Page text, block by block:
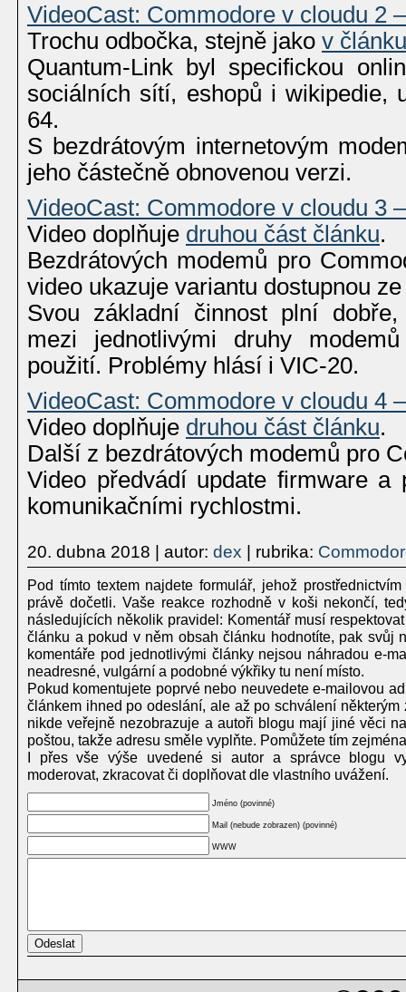
VideoCast: Commodore v cloudu 2
Trochu odbočka, stejně jako v článku
Quantum-Link byl specifickou
sociálních sítí, eshopů i wikipedie,
64.
S bezdrátovým internetovým
jeho částečně obnovenou verzi.
VideoCast: Commodore v cloudu 3
Video doplňuje druhou část článku.
Bezdrátových modemů pro
video ukazuje variantu dostupnou
Svou základní činnost plní
mezi jednotlivými druhy
použití. Problémy hlásí i VIC-20.
VideoCast: Commodore v cloudu 4
Video doplňuje druhou část článku.
Další z bezdrátových modemů pro
Video předvádí update firmware a
komunikačními rychlostmi.
20. dubna 2018 | autor: dex | rubrika:
Pod tímto textem najdete formulář, jehož
právě dočetli. Vaše reakce rozhodně v koši nekončí,
následujících několik pravidel: Komentář musí
článku a pokud v něm obsah článku hodnotíte, pak svůj
komentáře pod jednotlivými články nejsou náhradou e-
neadresné, vulgární a podobné výkřiky tu není místo.
Pokud komentujete poprvé nebo neuvedete e-mailovou
článkem ihned po odeslání, ale až po schválení
nikde veřejně nezobrazuje a autoři blogu mají jiné věci
poštou, takže adresu směle vyplňte. Pomůžete tím
I přes vše výše uvedené si autor a správce blogu
moderovat, zkracovat či doplňovat dle vlastního uvážení.
Jméno (povinné)
Mail (nebude zobrazen) (povinné)
WWW